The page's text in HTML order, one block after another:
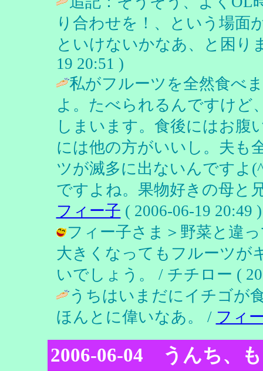
り合わせを！、という場面
といけないかなあ、と困り
19 20:51 )
私がフルーツを全然食べ
よ。たべられるんですけど
しまいます。食後にはお腹
には他の方がいいし。夫も
ツが滅多に出ないんですよ
ですよね。果物好きの母と
フィー子 ( 2006-06-19 20:49 )
フィー子さま＞野菜と違
大きくなってもフルーツが
いでしょう。 / チチロー (
うちはいまだにイチゴが
ほんとに偉いなあ。 / フィ
2006-06-04 うんち、